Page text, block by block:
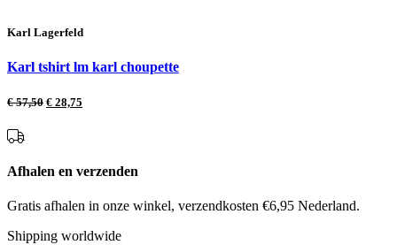
Karl Lagerfeld
Karl tshirt lm karl choupette
€57,50 € 28,75
Afhalen en verzenden
Gratis afhalen in onze winkel, verzendkosten €6,95 Nederland.
Shipping worldwide